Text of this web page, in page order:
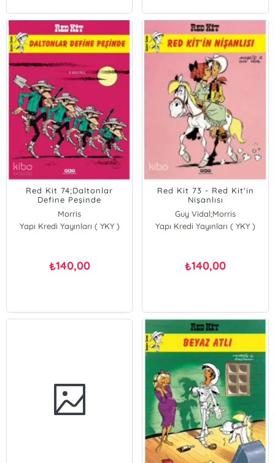
Red Kit 74;Daltonlar
Define Peşinde
Morris
Yapı Kredi Yayınları ( YKY )
₺140,00
Red Kit 73 - Red Kit'in
Nişanlısı
Guy Vidal;Morris
Morris
Yapı Kredi Yayınları ( YKY )
₺140,00